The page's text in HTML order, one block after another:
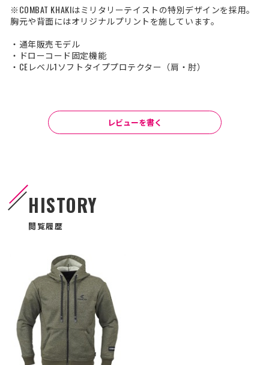
※COMBAT KHAKIはミリタリーテイストの特別デザインを採用。
胸元や背面にはオリジナルプリントを施しています。
・通年販売モデル
・ドローコード固定機能
・CEレベル1ソフトタイププロテクター（肩・肘）
レビューを書く
HISTORY
閲覧履歴